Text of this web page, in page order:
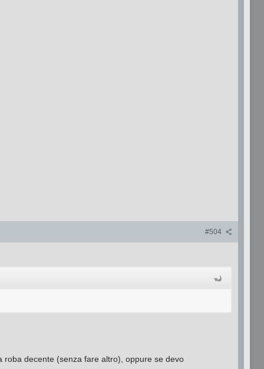
#504
decente (senza fare altro), oppure se devo